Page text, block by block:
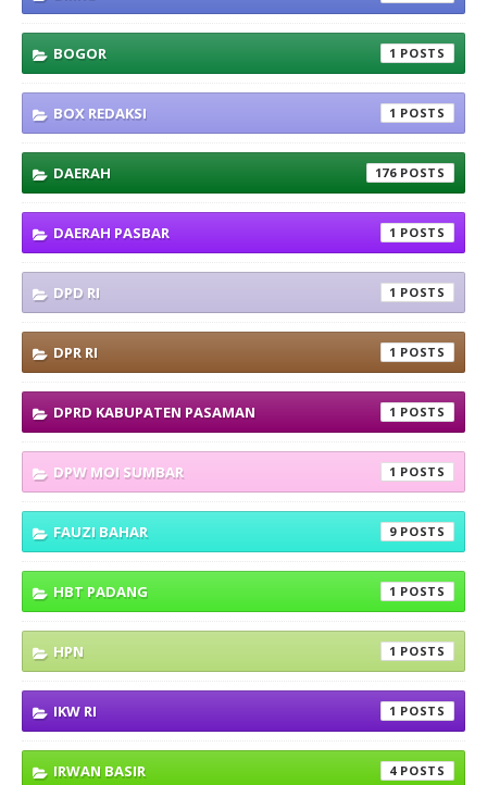
BOGOR 1
BOX REDAKSI 1
DAERAH 176
DAERAH PASBAR 1
DPD RI 1
DPR RI 1
DPRD KABUPATEN PASAMAN 1
DPW MOI SUMBAR 1
FAUZI BAHAR 9
HBT PADANG 1
HPN 1
IKW RI 1
IRWAN BASIR 4